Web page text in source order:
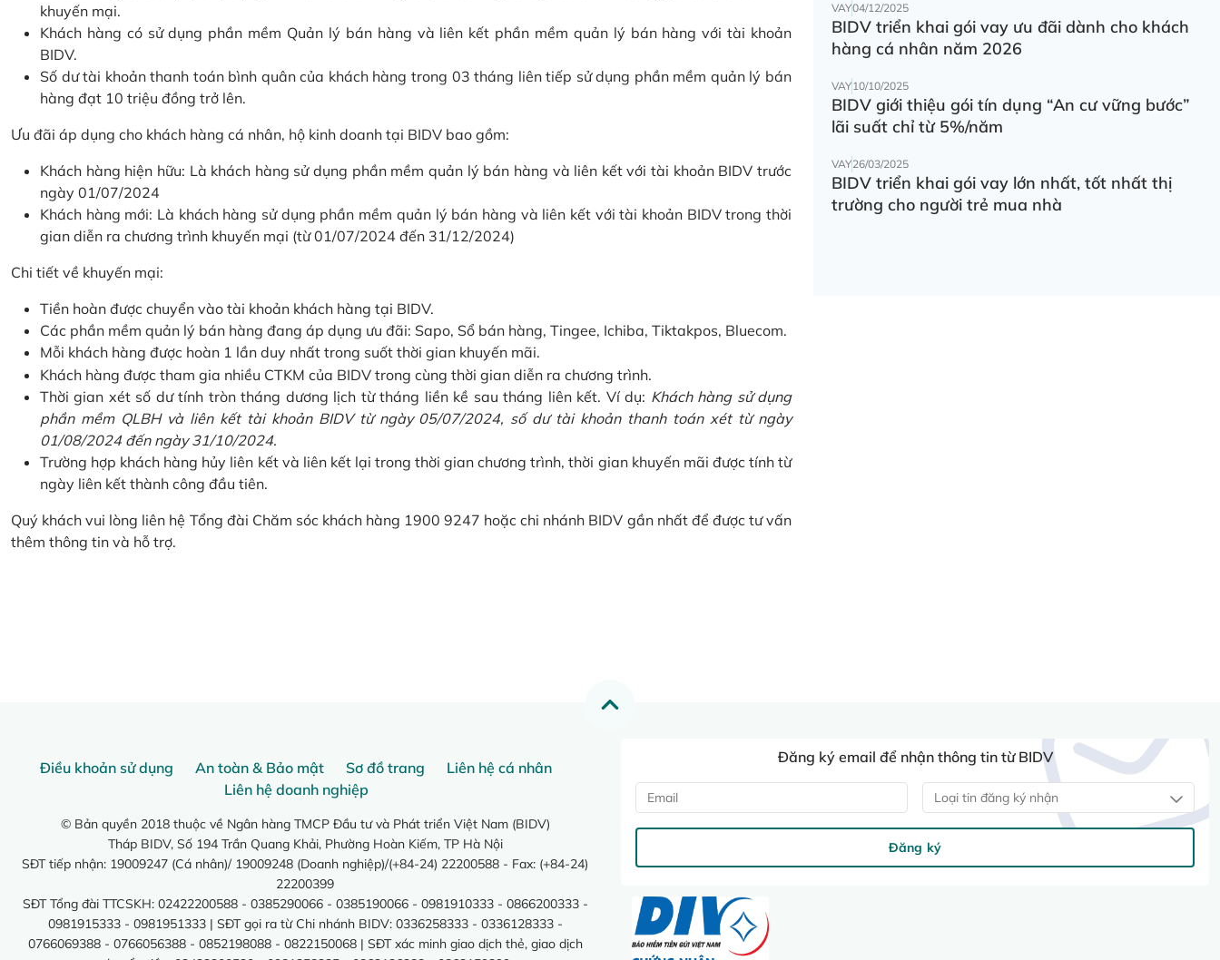
khuyến mại.
Khách hàng có sử dụng phần mềm Quản lý bán hàng và liên kết phần mềm quản lý bán hàng với tài khoản
BIDV.
Số dư tài khoản thanh toán bình quân của khách hàng trong 03 tháng liên tiếp sử dụng phần mềm quản lý bán
hàng đạt 10 triệu đồng trở lên.
Ưu đãi áp dụng cho khách hàng cá nhân, hộ kinh doanh tại BIDV bao gồm:
Khách hàng hiện hữu: Là khách hàng sử dụng phần mềm quản lý bán hàng và liên kết với tài khoản BIDV trước
ngày 01/07/2024
Khách hàng mới: Là khách hàng sử dụng phần mềm quản lý bán hàng và liên kết với tài khoản BIDV trong thời
gian diễn ra chương trình khuyến mại (từ 01/07/2024 đến 31/12/2024)
Chi tiết về khuyến mại:
Tiền hoàn được chuyển vào tài khoản khách hàng tại BIDV.
Các phần mềm quản lý bán hàng đang áp dụng ưu đãi: Sapo, Sổ bán hàng, Tingee, Ichiba, Tiktakpos, Bluecom.
Mỗi khách hàng được hoàn 1 lần duy nhất trong suốt thời gian khuyến mãi.
Khách hàng được tham gia nhiều CTKM của BIDV trong cùng thời gian diễn ra chương trình.
Thời gian xét số dư tính tròn tháng dương lịch từ tháng liền kề sau tháng liên kết. Ví dụ: Khách hàng sử dụng
phần mềm QLBH và liên kết tài khoản BIDV từ ngày 05/07/2024, số dư tài khoản thanh toán xét từ ngày
01/08/2024 đến ngày 31/10/2024.
Trường hợp khách hàng hủy liên kết và liên kết lại trong thời gian chương trình, thời gian khuyến mãi được tính từ
ngày liên kết thành công đầu tiên.
Quý khách vui lòng liên hệ Tổng đài Chăm sóc khách hàng 1900 9247 hoặc chi nhánh BIDV gần nhất để được tư vấn
thêm thông tin và hỗ trợ.
VAY04/12/2025
BIDV triển khai gói vay ưu đãi dành cho khách
hàng cá nhân năm 2026
VAY10/10/2025
BIDV giới thiệu gói tín dụng “An cư vững bước”
lãi suất chỉ từ 5%/năm
VAY26/03/2025
BIDV triển khai gói vay lớn nhất, tốt nhất thị
trường cho người trẻ mua nhà
Điều khoản sử dụng An toàn & Bảo mật Sơ đồ trang
Liên hệ cá nhân
Liên hệ doanh nghiệp
© Bản quyền 2018 thuộc về Ngân hàng TMCP Đầu tư và Phát triển Việt Nam (BIDV)
Tháp BIDV, Số 194 Trần Quang Khải, Phường Hoàn Kiếm, TP Hà Nội
SĐT tiếp nhận: 19009247 (Cá nhân)/ 19009248 (Doanh nghiệp)/(+84-24) 22200588 - Fax: (+84-24)
22200399
SĐT Tổng đài TTCSKH: 02422200588 - 0385290066 - 0385190066 - 0981910333 - 0866200333 -
0981915333 - 0981951333 | SĐT gọi ra từ Chi nhánh BIDV: 0336258333 - 0336128333 -
0766069388 - 0766056388 - 0852198088 - 0822150068 | SĐT xác minh giao dịch thẻ, giao dịch
Đăng ký email để nhận thông tin từ BIDV
Loại tin đăng ký nhận
Đăng ký